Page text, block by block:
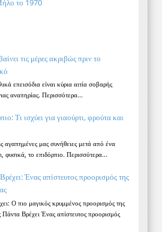
τις μέρες ακριβώς πριν το
επεισόδια είναι κύρια αιτία σοβαρής
αναπηρίας. Περισσότερα...
Τι ισχύει για γιαούρτι, φρούτα και
αγαπημένες μας συνήθειες μετά από ένα
φυσικά, το επιδόρπιο. Περισσότερα...
Ένας απίστευτος προορισμός της
Ο πιο μαγικός κρυμμένος προορισμός της
Πάντα Βρέχει Ένας απίστευτος προορισμός